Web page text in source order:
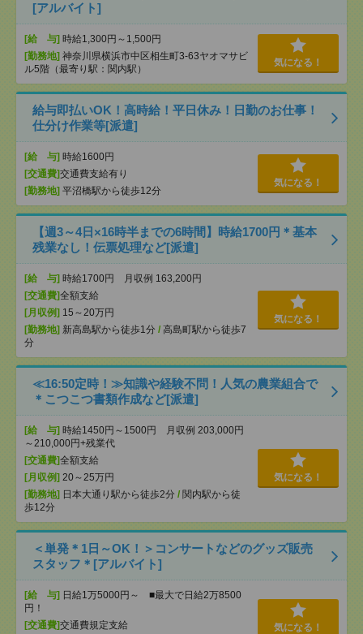
[アルバイト]
[給 与] 時給1,300円～1,500円
[勤務地] 神奈川県横浜市中区相生町3-63ヤオマサビ
ル5階（最寄り駅：関内駅）
気になる！
給与即払いOK！高時給！平日休み！日勤のお仕事！
仕分け作業等[派遣]
[給 与] 時給1600円
[交通費]交通費支給有り
[勤務地] 平沼橋駅から徒歩12分
気になる！
【週3～4日×16時半までの6時間】時給1700円＊基本
残業なし！伝票処理など[派遣]
[給 与] 時給1700円 月収例 163,200円
[交通費]全額支給
[月収例] 15～20万円
[勤務地] 新高島駅から徒歩1分 / 高島町駅から徒歩7
分
気になる！
≪16:50定時！≫知識や経験不問！人気の農業組合で
＊こつこつ書類作成など[派遣]
[給 与] 時給1450円～1500円 月収例 203,000円
～210,000円+残業代
[交通費]全額支給
[月収例] 20～25万円
[勤務地] 日本大通り駅から徒歩2分 / 関内駅から徒
歩12分
気になる！
＜単発＊1日～OK！＞コンサートなどのグッズ販売
スタッフ＊[アルバイト]
[給 与] 日給1万5000円～ ■最大で日給2万8500
円！
[交通費]交通費規定支給
気になる！